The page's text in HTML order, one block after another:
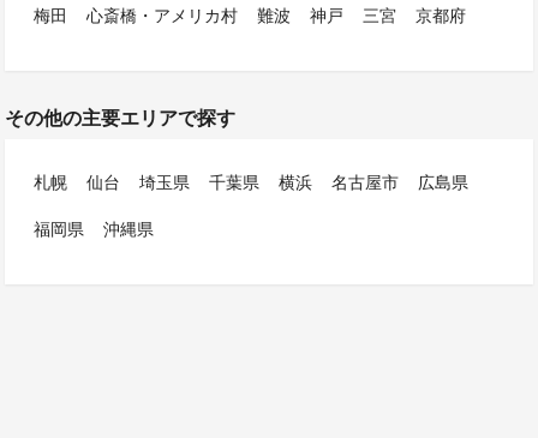
梅田 心斎橋・アメリカ村 難波 神戸 三宮 京都府
その他の主要エリアで探す
札幌 仙台 埼玉県 千葉県 横浜 名古屋市
広島県
福岡県
沖縄県